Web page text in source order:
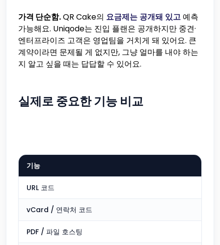
가격 단순함.QR Cake의 요금제는 공개돼 있고 예측
가능해요. Uniqode는 진입 플랜은 공개하지만 중견·
엔터프라이즈 고객은 영업팀을 거치게 돼 있어요. 큰
계약이라면 문제될 게 없지만, 그냥 얼마를 내야 하는
지 알고 싶을 때는 답답할 수 있어요.
실제로 중요한 기능 비교
기능
URL 코드
vCard / 연락처 코드
PDF / 파일 호스팅